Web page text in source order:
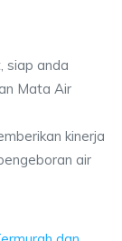
siap anda
Mata Air
kinerja
air